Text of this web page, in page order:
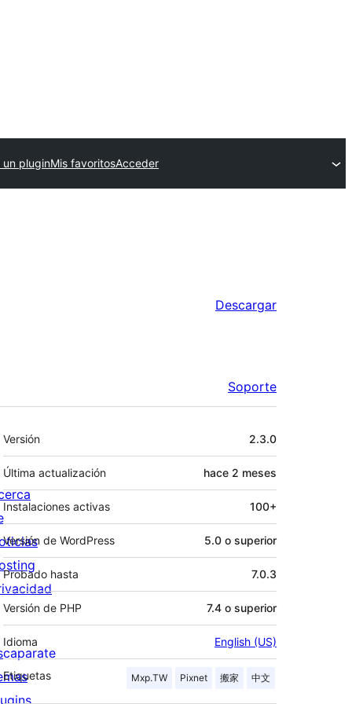
un pluginMis favoritosAcceder
Descargar
Soporte
Meta
Versión 2.3.0
Última actualización hace 2 meses
Instalaciones activas 100+
Versión de WordPress 5.0 o superior
Probado hasta 7.0.3
Versión de PHP 7.4 o superior
Idioma English (US)
Etiquetas Mxp.TW Pixnet 搬家 中文